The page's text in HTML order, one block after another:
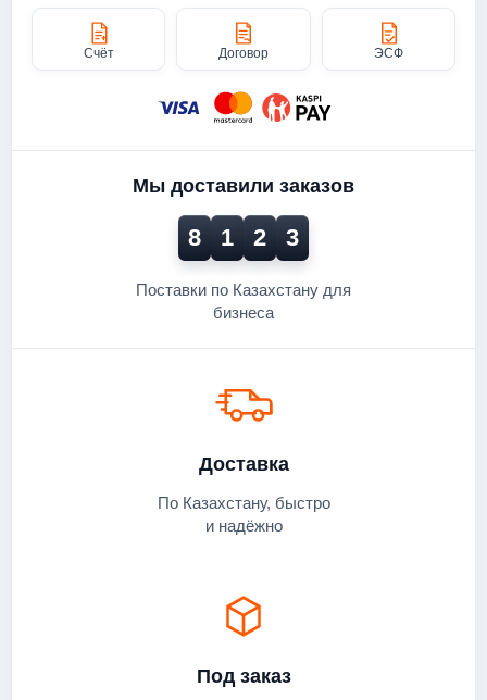
Счёт Договор ЭСФ
Мы доставили заказов
8 1 2 3
Поставки по Казахстану для
бизнеса
Под заказ
Доставка
По Казахстану, быстро
и надёжно